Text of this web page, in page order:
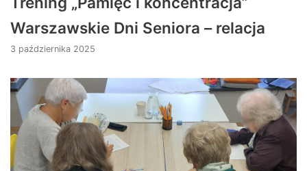
Warszawskie Dni Seniora – relacja
3 października 2025